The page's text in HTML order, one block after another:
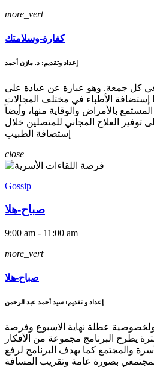
more_vert
كفارة-وسلامتك
إعداد وتقديم: د. مازن أحمد
كل جمعة. وهو عبارة عن عيادة على
إستضافة الأطباء في مختلف المجالات
بالأمراض والوقاية منها، وأيضاً
توفير العلاج المجاني للمتصلين خلال
إستضافة الطبيب
close
Gossip
صباح-هلا
9:00 am - 11:00 am
more_vert
صباح-هلا
إعداد و تقديم: سيد أحمد عبد الرحمن
عطلة نهاية الاسبوع وفرصة
يطرح البرنامج مجموعة من الأفكار
والمجتمع كما يهدف البرنامج لرفع
بصورة عامة وتقريب المسافة